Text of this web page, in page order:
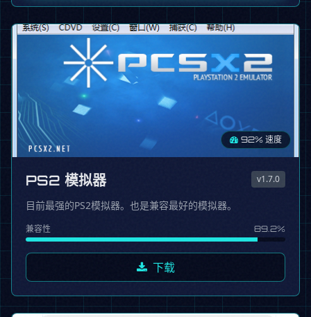
92% 速度
PS2 模拟器 v1.7.0
目前最强的PS2模拟器。也是兼容最好的模拟器。
兼容性 89.2%
下载